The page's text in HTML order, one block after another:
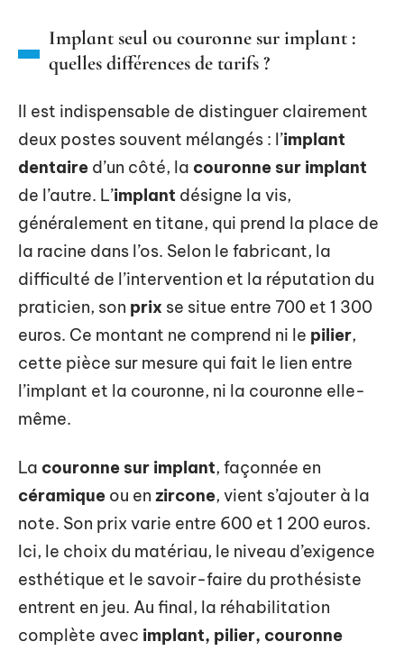
Implant seul ou couronne sur implant :
quelles différences de tarifs ?
Il est indispensable de distinguer clairement
deux postes souvent mélangés : l’implant
dentaire d’un côté, la couronne sur implant
de l’autre. L’implant désigne la vis,
généralement en titane, qui prend la place de
la racine dans l’os. Selon le fabricant, la
difficulté de l’intervention et la réputation du
praticien, son prix se situe entre 700 et 1 300
euros. Ce montant ne comprend ni le pilier,
cette pièce sur mesure qui fait le lien entre
l’implant et la couronne, ni la couronne elle-
même.
La couronne sur implant, façonnée en
céramique ou en zircone, vient s’ajouter à la
note. Son prix varie entre 600 et 1 200 euros.
Ici, le choix du matériau, le niveau d’exigence
esthétique et le savoir-faire du prothésiste
entrent en jeu. Au final, la réhabilitation
complète avec implant, pilier, couronne